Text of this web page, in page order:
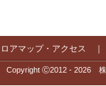
アマップ・アクセス
Copyright Ⓒ2012 - 2026 株